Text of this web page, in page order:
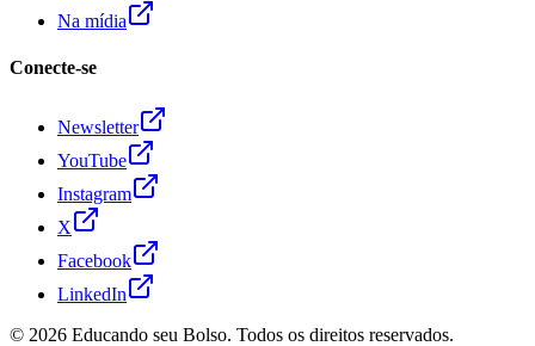
Na mídia
Conecte-se
Newsletter
YouTube
Instagram
X
Facebook
LinkedIn
© 2026 Educando seu Bolso. Todos os direitos reservados.